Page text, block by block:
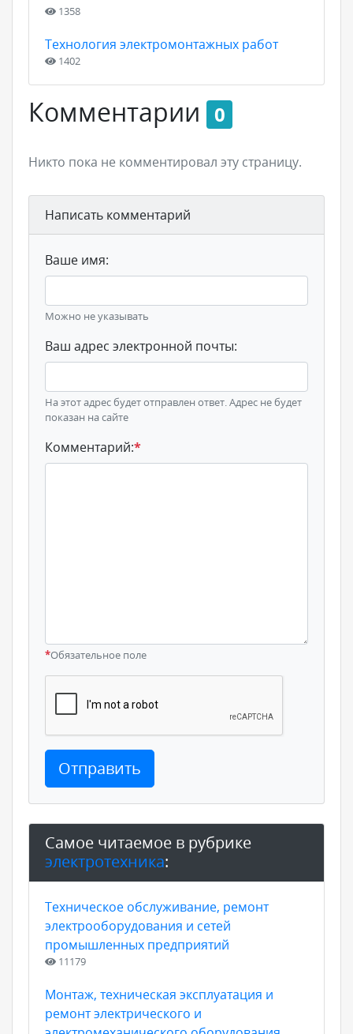
1358
Технология электромонтажных работ
1402
Комментарии 0
Никто пока не комментировал эту страницу.
Написать комментарий
Ваше имя:
Можно не указывать
Ваш адрес электронной почты:
На этот адрес будет отправлен ответ. Адрес не будет
показан на сайте
Комментарий:*
*Обязательное поле
Отправить
Самое читаемое в рубрике
электротехника:
Техническое обслуживание, ремонт
электрооборудования и сетей
промышленных предприятий
11179
Монтаж, техническая эксплуатация и
ремонт электрического и